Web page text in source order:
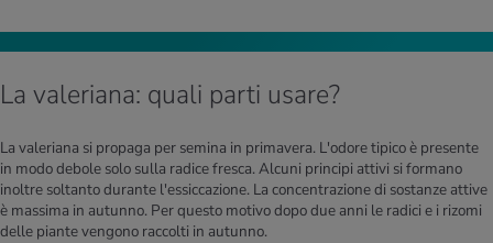
La valeriana: quali parti usare?
La valeriana si propaga per semina in primavera. L'odore tipico è presente
in modo debole solo sulla radice fresca. Alcuni principi attivi si formano
inoltre soltanto durante l'essiccazione. La concentrazione di sostanze attive
è massima in autunno. Per questo motivo dopo due anni le radici e i rizomi
delle piante vengono raccolti in autunno.